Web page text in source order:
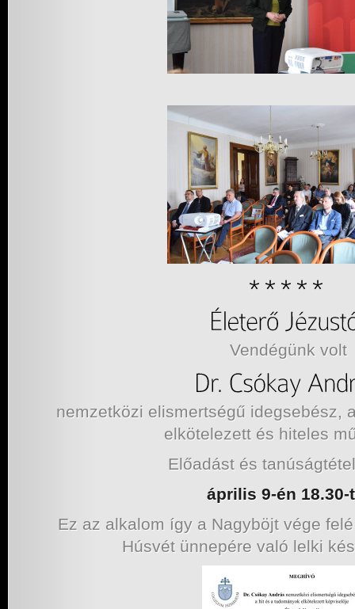
Vendégünk volt
nemzetközi elismertségű idegsebész,
elkötelezett és hiteles
Előadást és
április 9-én 18.30-
Ez az alkalom így a Nagyböjt vége
Húsvét ünnepére való lelki